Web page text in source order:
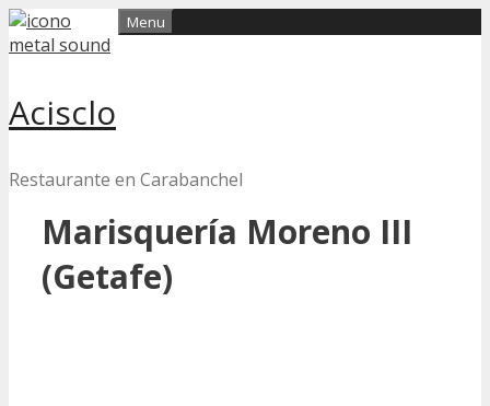
Skip
to
Acisclo
Restaurante en Carabanchel
Menu
Marisquería Moreno III
(Getafe)